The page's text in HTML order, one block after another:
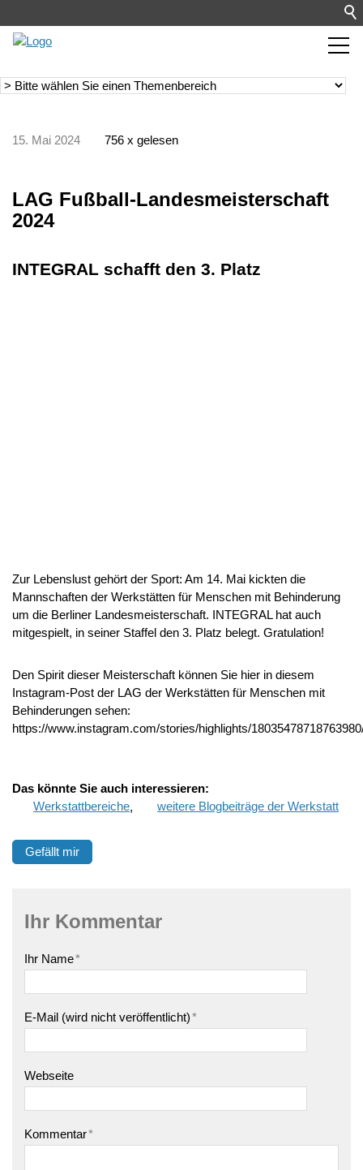
15. Mai 2024 756 x gelesen
LAG Fußball-Landesmeisterschaft
2024
INTEGRAL schafft den 3. Platz
Zur Lebenslust gehört der Sport: Am 14. Mai kickten die
Mannschaften der Werkstätten für Menschen mit Behinderung
um die Berliner Landesmeisterschaft. INTEGRAL hat auch
mitgespielt, in seiner Staffel den 3. Platz belegt. Gratulation!
Den Spirit dieser Meisterschaft können Sie hier in diesem
Instagram-Post der LAG der Werkstätten für Menschen mit
Behinderungen sehen:
https://www.instagram.com/stories/highlights/
Das könnte Sie auch interessieren:
Werkstattbereiche
weitere Blogbeiträge der Werkstatt
Gefällt mir
Ihr Kommentar
Ihr Name*
E-Mail (wird nicht veröffentlicht)*
Webseite
Kommentar*